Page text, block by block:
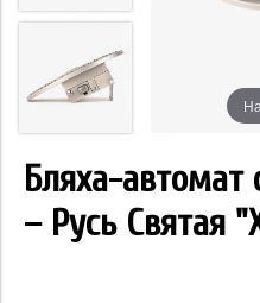
Бляха-автомат
– Русь Святая